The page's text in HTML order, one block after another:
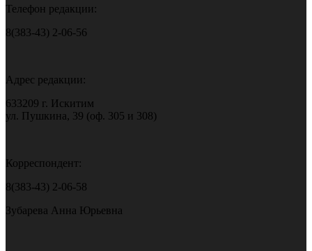
Телефон редакции:
8(383-43) 2-06-56
Адрес редакции:
633209 г. Искитим
ул. Пушкина, 39 (оф. 305 и 308)
Корреспондент:
8(383-43) 2-06-58
Зубарева Анна Юрьевна